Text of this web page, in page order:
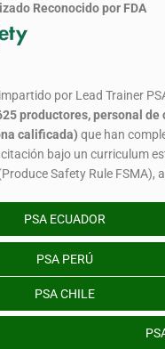
Reconocido por
por Lead Trainer
productores, personal de
calificada) que han
bajo un curriculum
Safety Rule FSMA),
PSA ECUADOR
PSA PERÚ
PSA CHILE